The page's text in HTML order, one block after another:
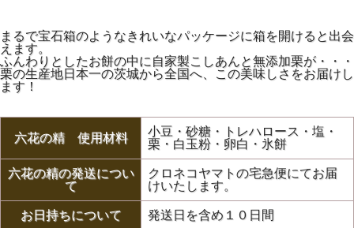
まるで宝石箱のようなきれいなパッケージに箱を開けると出会
えます。
ふんわりとしたお餅の中に自家製こしあんと無添加栗が・・・
栗の生産地日本一の茨城から全国へ、この美味しさをお届けし
ます！
六花の精 使用材料
小豆・砂糖・トレハロース・塩・
栗・白玉粉・卵白・氷餅
六花の精の発送につい
て
クロネコヤマトの宅急便にてお届
けいたします。
お日持ちについて 発送日を含め１０日間